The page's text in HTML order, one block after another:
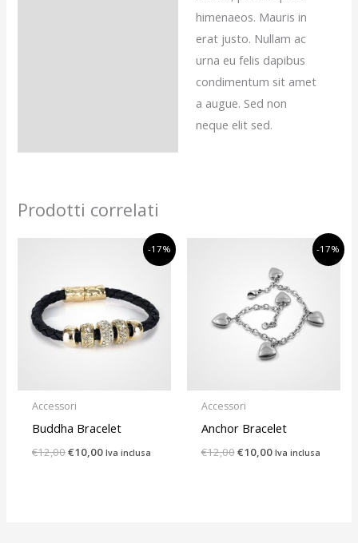
himenaeos. Mauris in
erat justo. Nullam ac
urna eu felis dapibus
condimentum sit amet
a augue. Sed non
neque elit sed.
Prodotti correlati
-17%
Accessori
Buddha Bracelet
€12,00
era:
€12,00.
€10,00
è:
€10,00.
Iva inclusa
-17%
Accessori
Anchor Bracelet
€12,00
originale
€12,00.
€10,00
attuale
è:
€10,00.
Iva inclusa